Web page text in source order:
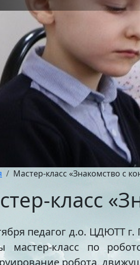
Мастер-класс «Знакомство с
класс
педагог д.о. ЦДЮТТ
мастер-класс по
робота,